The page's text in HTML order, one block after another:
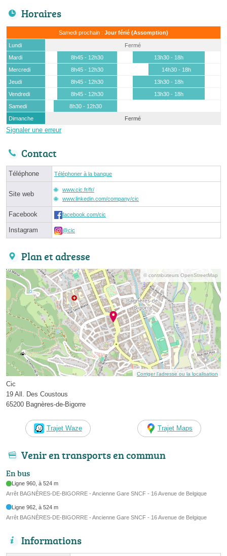
Horaires
Samedi prochain : Jour férié (Assomption)
Lundi
Fermé
Mardi
8h45 - 12h30
13h30 - 18h
Mercredi
8h45 - 12h30
14h30 - 18h
Jeudi
8h45 - 12h30
13h30 - 18h
Vendredi
8h45 - 12h30
13h30 - 18h
Samedi
8h30 - 12h30
Dimanche
Fermé
Signaler une erreur
Contact
Téléphone Téléphoner à la banque
Site web
www.cic.fr/fr/
www.linkedin.com/company/cic
Facebook facebook.com/cic
Instagram @cic
Plan et adresse
© contributeurs OpenStreetMap
Corriger l’adresse ou la localisation
Cic
19 All. Des Coustous
65200 Bagnères-de-Bigorre
Trajet Waze Trajet Maps
Venir en transports en commun
En bus
Ligne 960, à 524 m
Arrêt BAGNÈRES-DE-BIGORRE - Ancienne Gare SNCF - 16 Avenue de Belgique
Ligne 962, à 524 m
Arrêt BAGNÈRES-DE-BIGORRE - Ancienne Gare SNCF - 16 Avenue de Belgique
Informations